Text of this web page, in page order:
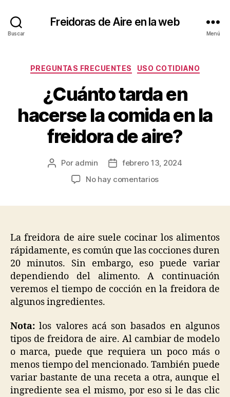
Buscar
Freidoras de Aire en la web
Menú
Categorías
PREGUNTAS FRECUENTES USO COTIDIANO
¿Cuánto tarda en
hacerse la comida en la
freidora de aire?
Autor
Por admin
Fechafebrero 13, 2024
No hay comentariosen
la
comida
la
freidora
de
La freidora de aire suele cocinar los alimentos
rápidamente, es común que las cocciones duren
20 minutos. Sin embargo, eso puede variar
dependiendo del alimento. A continuación
veremos el tiempo de cocción en la freidora de
algunos ingredientes.
Nota: los valores acá son basados en algunos
tipos de freidora de aire. Al cambiar de modelo
o marca, puede que requiera un poco más o
menos tiempo del mencionado. También puede
variar bastante de una receta a otra, aunque el
ingrediente sea el mismo, por eso si le das clic